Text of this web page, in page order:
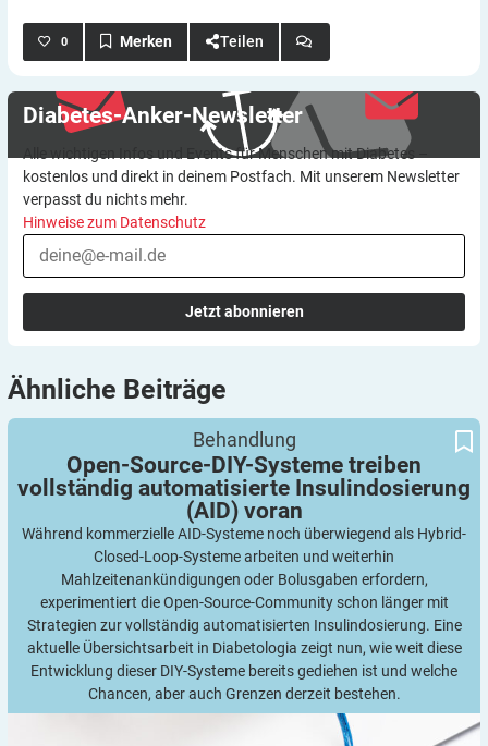
0 Teilen
Diabetes-Anker-Newsletter
Alle wichtigen Infos und Events für Menschen mit Diabetes –
kostenlos und direkt in deinem Postfach. Mit unserem Newsletter
verpasst du nichts mehr.
Hinweise zum Datenschutz
Jetzt abonnieren
Ähnliche Beiträge
Open-Source-DIY-Systeme treiben vollständig automatisierte
Insulindosierung (AID) voran
Behandlung
Open-Source-DIY-Systeme treiben
vollständig automatisierte Insulindosierung
(AID) voran
Während kommerzielle AID-Systeme noch überwiegend als Hybrid-
Closed-Loop-Systeme arbeiten und weiterhin
Mahlzeitenankündigungen oder Bolusgaben erfordern,
experimentiert die Open-Source-Community schon länger mit
Strategien zur vollständig automatisierten Insulindosierung. Eine
aktuelle Übersichtsarbeit in Diabetologia zeigt nun, wie weit diese
Entwicklung dieser DIY-Systeme bereits gediehen ist und welche
Chancen, aber auch Grenzen derzeit bestehen.